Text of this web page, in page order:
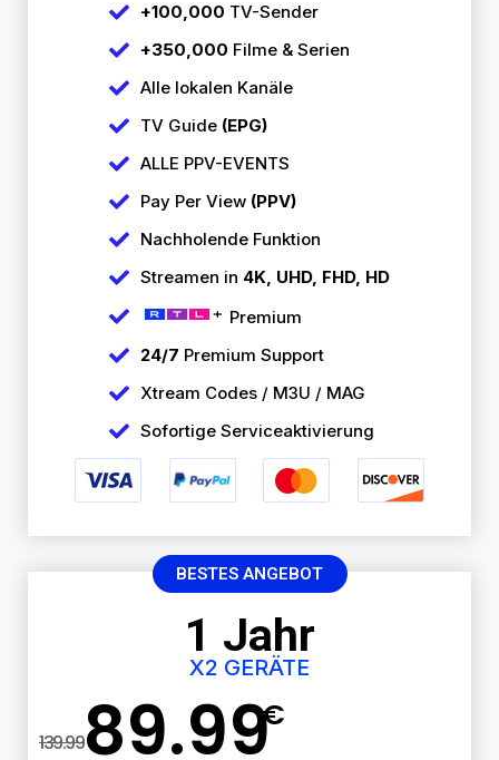
+100,000 TV-Sender
+350,000 Filme & Serien
Alle lokalen Kanäle
TV Guide (EPG)
ALLE PPV-EVENTS
Pay Per View (PPV)
Nachholende Funktion
Streamen in 4K, UHD, FHD, HD
Premium
24/7 Premium Support
Xtream Codes / M3U / MAG
Sofortige Serviceaktivierung
BESTES ANGEBOT
1 Jahr
X2 GERÄTE
139.9989.99€